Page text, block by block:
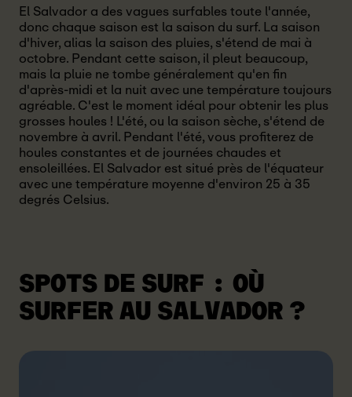
El Salvador a des vagues surfables toute l'année,
donc chaque saison est la saison du surf. La saison
d'hiver, alias la saison des pluies, s'étend de mai à
octobre. Pendant cette saison, il pleut beaucoup,
mais la pluie ne tombe généralement qu'en fin
d'après-midi et la nuit avec une température toujours
agréable. C'est le moment idéal pour obtenir les plus
grosses houles ! L'été, ou la saison sèche, s'étend de
novembre à avril. Pendant l'été, vous profiterez de
houles constantes et de journées chaudes et
ensoleillées. El Salvador est situé près de l'équateur
avec une température moyenne d'environ 25 à 35
degrés Celsius.
SPOTS DE SURF : OÙ
SURFER AU SALVADOR ?